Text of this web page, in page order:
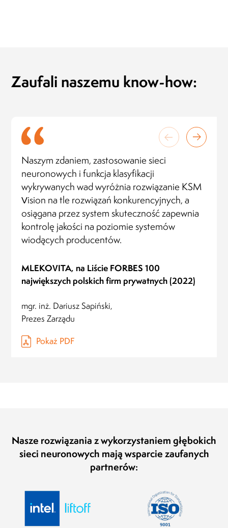
Zaufali naszemu know-how:
Naszym zdaniem, zastosowanie sieci
neuronowych i funkcja klasyfikacji
wykrywanych wad wyróżnia rozwiązanie KSM
Vision na tle rozwiązań konkurencyjnych, a
osiągana przez system skuteczność zapewnia
kontrolę jakości na poziomie systemów
wiodących producentów.
MLEKOVITA, na Liście FORBES 100
największych polskich firm prywatnych (2022)
mgr. inż. Dariusz Sapiński,
Prezes Zarządu
Pokaż PDF
Nasze rozwiązania z wykorzystaniem głębokich
sieci neuronowych mają wsparcie zaufanych
partnerów: